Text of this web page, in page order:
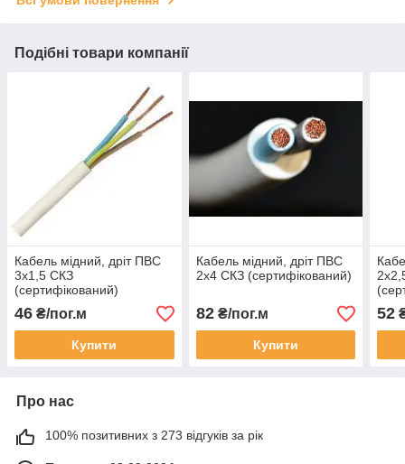
Подібні товари компанії
Кабель мідний, дріт ПВС
3х1,5 СКЗ
(сертифікований)
46 ₴/пог.м
Купити
Кабель мідний, дріт ПВС
2х4 СКЗ (сертифікований)
82₴/пог.м
Купити
52
Про нас
100% позитивних з 273 відгуків за рік